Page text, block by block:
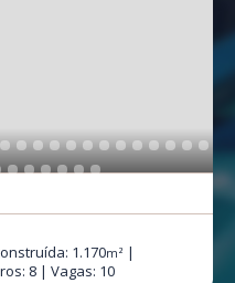
1.170m² |
8 | Vagas: 10